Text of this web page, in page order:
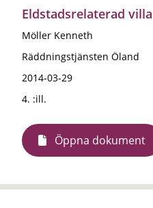
Eldstadsrelaterad
Möller Kenneth
Räddningstjänsten Öland
2014-03-29
4. :ill.
Öppna dokument